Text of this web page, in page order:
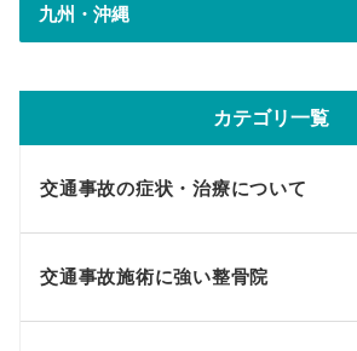
九州・沖縄
カテゴリ一覧
交通事故の症状・治療について
交通事故施術に強い整骨院